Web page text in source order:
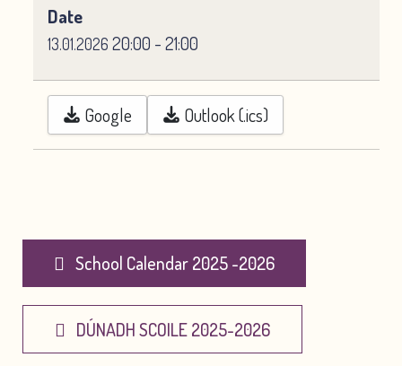
Date
13.01.2026 20:00 -21:00
Google Outlook (.ics)
School Calendar 2025 -2026
DÚNADH SCOILE 2025-2026